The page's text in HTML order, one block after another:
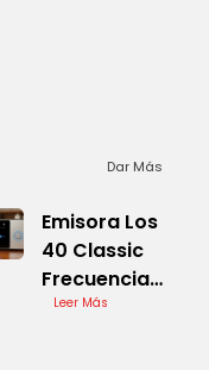
Dar Más
Emisora Los
40 Classic
Frecuencia
Online
Leer Más